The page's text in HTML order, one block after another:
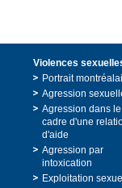
Agressiondansle
d'aide
Agressionpar
intoxication